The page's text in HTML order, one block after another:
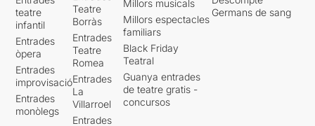
teatre
infantil
Entrades
òpera
Entrades
improvisació
Entrades
monòlegs
Teatre
Borràs
Entrades
Teatre
Romea
Entrades
La
Villarroel
Entrades
Millors musicals
Millors espectacles
familiars
Black Friday
Teatral
Guanya entrades
de teatre gratis -
concursos
Germans de sang